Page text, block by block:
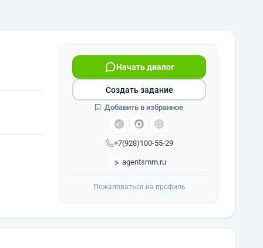
+7(928)100-55-29
Начать диалог
agentsmm.ru
Создать задание
Добавить в избранное
Пожаловаться на профиль